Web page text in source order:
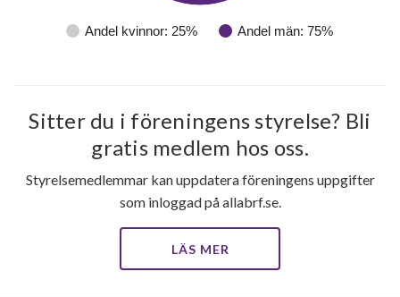
9Andel kvinnor: 25% Andel män: 75%
Sitter du i föreningens styrelse? Bli
gratis medlem hos oss.
Styrelsemedlemmar kan uppdatera föreningens uppgifter
som inloggad på allabrf.se.
LÄS MER